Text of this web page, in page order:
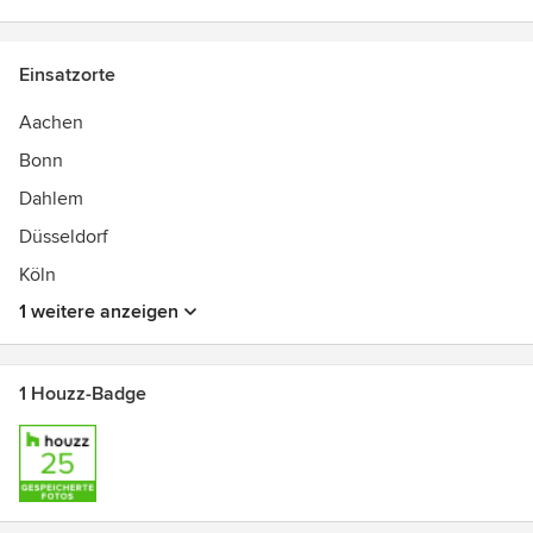
Einsatzorte
Aachen
Bonn
Dahlem
Düsseldorf
Köln
1 weitere anzeigen
1 Houzz-Badge